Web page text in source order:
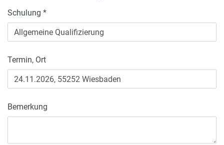
Schulung *
Termin, Ort
Bemerkung